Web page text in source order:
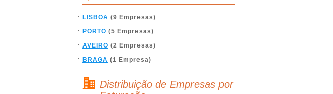
LISBOA (9 Empresas)
PORTO (5 Empresas)
AVEIRO (2 Empresas)
BRAGA (1 Empresa)
Distribuição de Empresas por